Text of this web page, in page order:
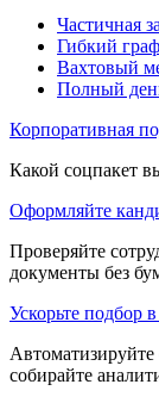
Частичная
Гибкий
Вахтовый
Полный
Корпоративная
Какой соцпакет
Оформляйте
Проверяйте
документы без
Ускорьте подбор
Автоматизируйте
собирайте